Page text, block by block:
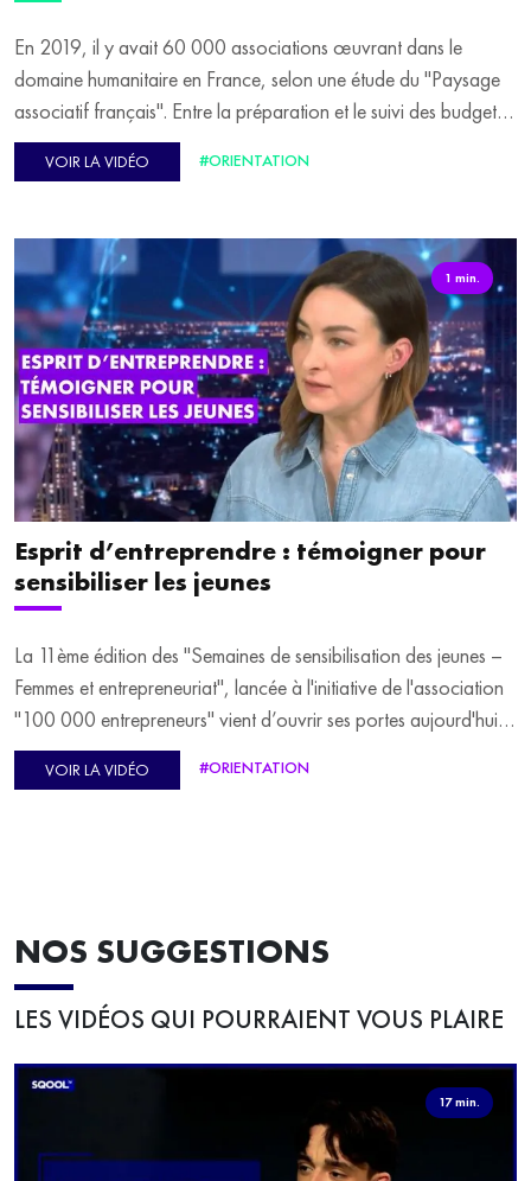
En 2019, il y avait 60 000 associations œuvrant dans le
domaine humanitaire en France, selon une étude du "Paysage
associatif français". Entre la préparation et le suivi des budgets,
la gestion sécuritaire, ou encore le management du personnel,
le travailleur humanitaire "ne s'ennuie jamais", explique Charline
international.
VOIR LA VIDÉO #ORIENTATION
1 min.
Esprit d’entreprendre : témoigner pour
sensibiliser les jeunes
La 11ème édition des "Semaines de sensibilisation des jeunes –
Femmes et entrepreneuriat", lancée à l'initiative de l'association
"100 000 entrepreneurs" vient d’ouvrir ses portes aujourd'hui
jusqu'au 24 mars prochain. Siham Nait-Haddad, entrepreneure
et membre de l'association "100 000 entrepreneurs", évoque
état d’esprit selon elle, "une notion qui peut guider nos projets
VOIR LA VIDÉO #ORIENTATION
NOS SUGGESTIONS
LES VIDÉOS QUI POURRAIENT VOUS PLAIRE
17 min.